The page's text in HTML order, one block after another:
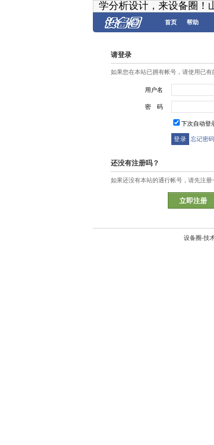
学分析设计，来设备圈！
首页 帮助
请登录
如果您在本站已拥有帐号，请使用已有
用户名
密 码
下次自动登
忘记密
还没有注册吗？
如果还没有本站的通行帐号，请先注册
立即注册
设备圈-技